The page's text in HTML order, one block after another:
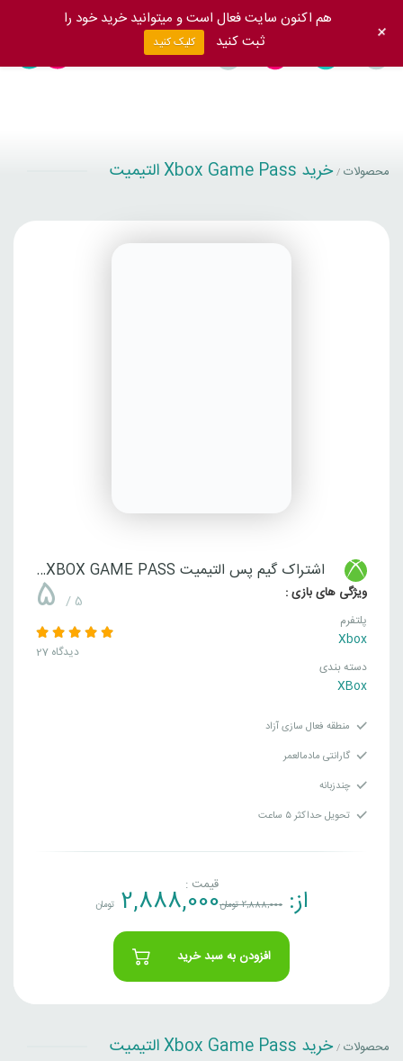
محصولات / خرید Xbox Game Pass التیمیت
اشتراک گیم پس التیمیت XBOX GAME PASS
ویژگی های بازی :
پلتفرم
Xbox
دسته بندی
XBox
5 / 5
27 دیدگاه
منطقه فعال سازی آزاد
گارانتی مادمالعمر
چندزبانه
تحویل حداکثر ۵ ساعت
قیمت : از: 2,888,000تومان2,888,000 تومان
افزودن به سبد خرید
محصولات / خرید Xbox Game Pass التیمیت
هم اکنون سایت فعال است و میتوانید خرید خود را
ثبت کنید
کلیک کنید +